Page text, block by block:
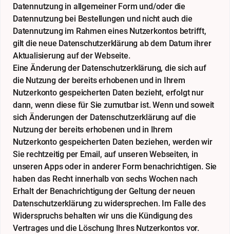
Datennutzung in allgemeiner Form und/oder die
Datennutzung bei Bestellungen und nicht auch die
Datennutzung im Rahmen eines Nutzerkontos betrifft,
gilt die neue Datenschutzerklärung ab dem Datum ihrer
Aktualisierung auf der Webseite.
Eine Änderung der Datenschutzerklärung, die sich auf
die Nutzung der bereits erhobenen und in Ihrem
Nutzerkonto gespeicherten Daten bezieht, erfolgt nur
dann, wenn diese für Sie zumutbar ist. Wenn und soweit
sich Änderungen der Datenschutzerklärung auf die
Nutzung der bereits erhobenen und in Ihrem
Nutzerkonto gespeicherten Daten beziehen, werden wir
Sie rechtzeitig per Email, auf unseren Webseiten, in
unseren Apps oder in anderer Form benachrichtigen. Sie
haben das Recht innerhalb von sechs Wochen nach
Erhalt der Benachrichtigung der Geltung der neuen
Datenschutzerklärung zu widersprechen. Im Falle des
Widerspruchs behalten wir uns die Kündigung des
Vertrages und die Löschung Ihres Nutzerkontos vor.